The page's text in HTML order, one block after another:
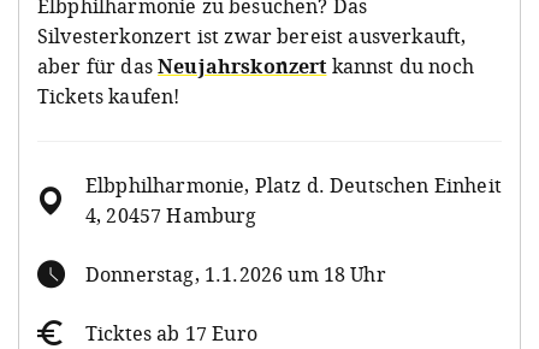
Elbphilharmonie zu besuchen? Das
Silvesterkonzert ist zwar bereist ausverkauft,
aber für dasNeujahrskonzertkannst du noch
Tickets kaufen!
Elbphilharmonie, Platz d. Deutschen Einheit
4, 20457 Hamburg
Donnerstag, 1.1.2026 um 18 Uhr
Ticktes ab 17 Euro